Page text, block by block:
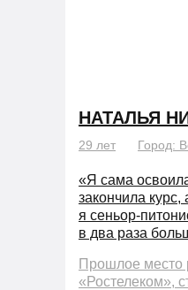
«Я сама
закончила курс,
я сеньор-
в два раза
Город:
Прошлое место
«Ростелеком»,
29 лет
НАТАЛЬЯ